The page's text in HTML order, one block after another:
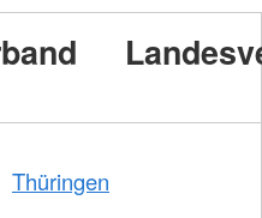
Thüringen